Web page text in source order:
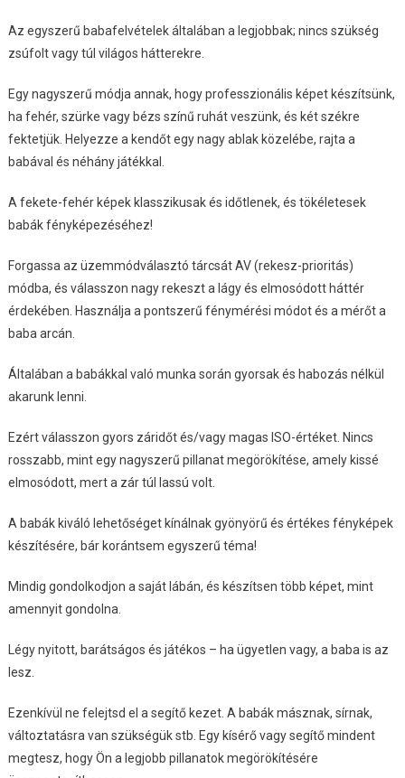
Az egyszerű babafelvételek általában a legjobbak; nincs szükség
zsúfolt vagy túl világos hátterekre.
Egy nagyszerű módja annak, hogy professzionális képet készítsünk,
ha fehér, szürke vagy bézs színű ruhát veszünk, és két székre
fektetjük. Helyezze a kendőt egy nagy ablak közelébe, rajta a
babával és néhány játékkal.
A fekete-fehér képek klasszikusak és időtlenek, és tökéletesek
babák fényképezéséhez!
Forgassa az üzemmódválasztó tárcsát AV (rekesz-prioritás)
módba, és válasszon nagy rekeszt a lágy és elmosódott háttér
érdekében. Használja a pontszerű fénymérési módot és a mérőt a
baba arcán.
Általában a babákkal való munka során gyorsak és habozás nélkül
akarunk lenni.
Ezért válasszon gyors záridőt és/vagy magas ISO-értéket. Nincs
rosszabb, mint egy nagyszerű pillanat megörökítése, amely kissé
elmosódott, mert a zár túl lassú volt.
A babák kiváló lehetőséget kínálnak gyönyörű és értékes fényképek
készítésére, bár korántsem egyszerű téma!
Mindig gondolkodjon a saját lábán, és készítsen több képet, mint
amennyit gondolna.
Légy nyitott, barátságos és játékos – ha ügyetlen vagy, a baba is az
lesz.
Ezenkívül ne felejtsd el a segítő kezet. A babák másznak, sírnak,
változtatásra van szükségük stb. Egy kísérő vagy segítő mindent
megtesz, hogy Ön a legjobb pillanatok megörökítésére